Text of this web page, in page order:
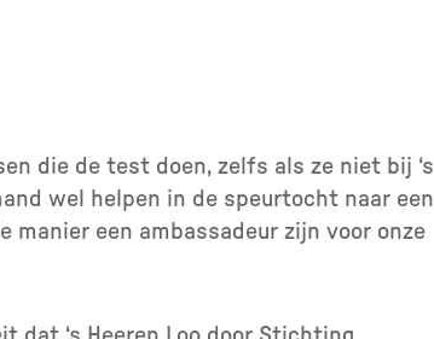
die de test doen, zelfs als ze niet bij ‘s
wel helpen in de speurtocht naar een
manier een ambassadeur zijn voor onze